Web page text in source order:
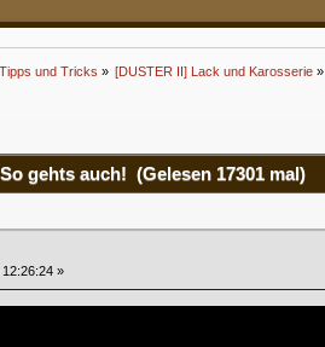
und Tricks » [DUSTER II] Lack und Karosserie»
So gehts auch! (Gelesen 17301 mal)
»